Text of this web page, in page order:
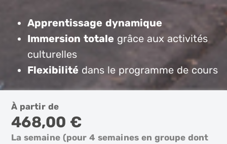
Apprentissage dynamique
Immersion totale grâce aux activités
culturelles
Flexibilité dans le programme de cours
À partir de
468,00 €
La semaine (pour 4 semaines en groupe dont